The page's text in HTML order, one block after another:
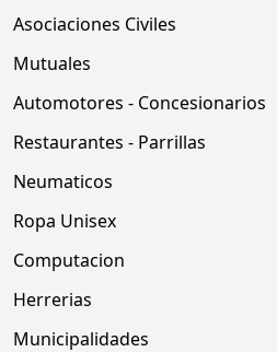
Asociaciones Civiles
Mutuales
Automotores - Concesionarios
Restaurantes - Parrillas
Neumaticos
Ropa Unisex
Computacion
Herrerias
Municipalidades